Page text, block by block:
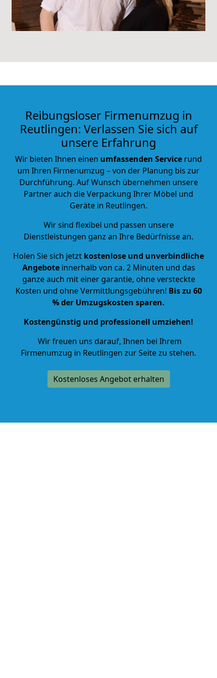
Reibungsloser Firmenumzug in
Reutlingen: Verlassen Sie sich auf
unsere Erfahrung
Wir bieten Ihnen einen umfassenden Service rund
um Ihren Firmenumzug – von der Planung bis zur
Durchführung. Auf Wunsch übernehmen unsere
Partner auch die Verpackung Ihrer Möbel und
Geräte in Reutlingen.
Wir sind flexibel und passen unsere
Dienstleistungen ganz an Ihre Bedürfnisse an.
Holen Sie sich jetzt kostenlose und unverbindliche
Angeboteinnerhalb von ca. 2 Minuten und das
ganze auch mit einer garantie, ohne versteckte
Kosten und ohne Vermittlungsgebühren! Bis zu 60
% der Umzugskosten sparen.
Kostengünstig und professionell umziehen!
Wir freuen uns darauf, Ihnen bei Ihrem
Firmenumzug in Reutlingen zur Seite zu stehen.
Kostenloses Angebot erhalten